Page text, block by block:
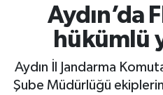
Aydın’da
hükümlü
Aydın İl Jandarma
Şube Müdürlüğü
BÜLTEN
ÇEVRE
DIŞ
Tüm Manşetler
Son Dakika Haberleri
Haber Arşivi